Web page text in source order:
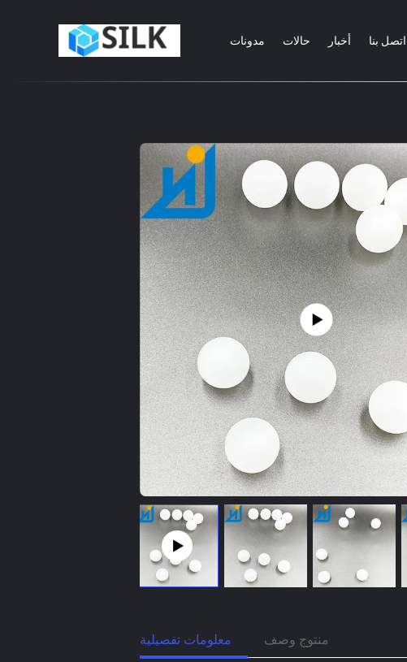
اتصل بنا أخبار حالات مدونات
معلومات تفصيلية منتوج وصف